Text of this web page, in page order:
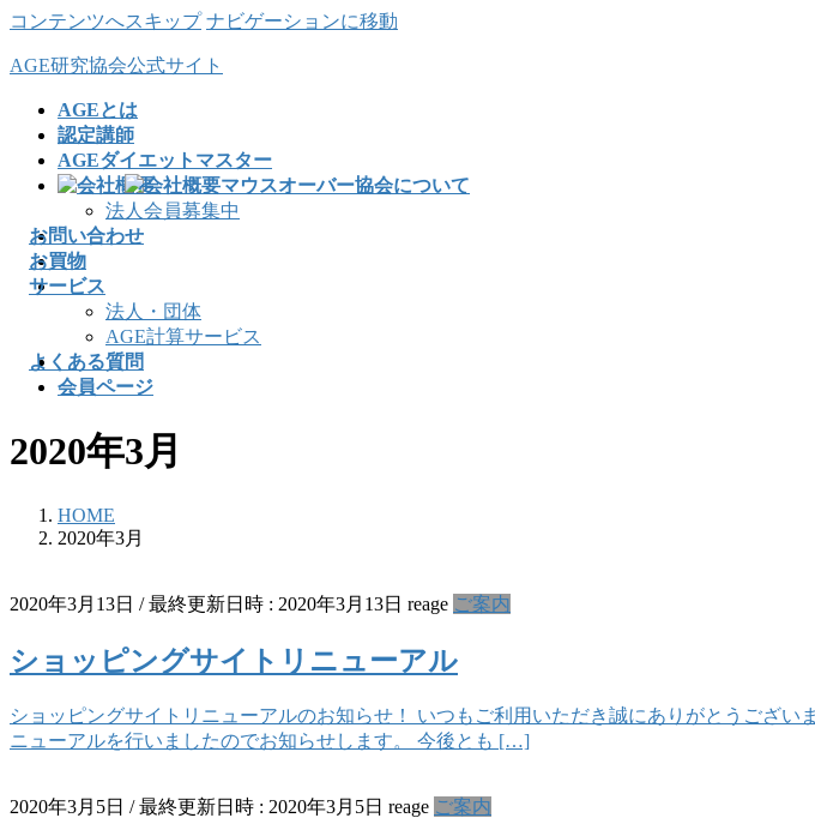
コンテンツへスキップ ナビゲーションに移動
AGE研究協会公式サイト
AGEとは
認定講師
AGEダイエットマスター
協会について
法人会員募集中
お問い合わせ
お買物
サービス
法人・団体
AGE計算サービス
よくある質問
会員ページ
2020年3月
HOME
2020年3月
2020年3月13日 / 最終更新日時 : 2020年3月13日 reage ご案内
ショッピングサイトリニューアル
ショッピングサイトリニューアルのお知らせ！ いつもご利用いただき誠にありがとうござ
ニューアルを行いましたのでお知らせします。 今後とも […]
2020年3月5日 / 最終更新日時 : 2020年3月5日 reage ご案内